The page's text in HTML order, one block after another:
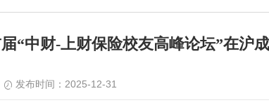
中财-上财保险校友高峰论坛”在沪
发布时间：2025-12-31